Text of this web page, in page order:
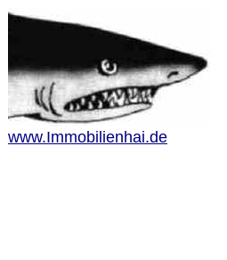
www.Immobilienhai.de